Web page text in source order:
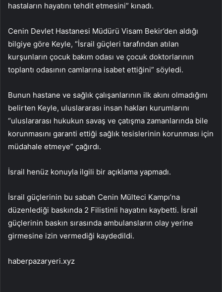
hastaların hayatını tehdit etmesini” kınadı.
Cenin Devlet Hastanesi Müdürü Visam Bekir’den aldığı
bilgiye göre Keyle, “İsrail güçleri tarafından atılan
kurşunların çocuk bakım odası ve çocuk doktorlarının
toplantı odasının camlarına isabet ettiğini” söyledi.
Bunun hastane ve sağlık çalışanlarının ilk akını olmadığını
belirten Keyle, uluslararası insan hakları kurumlarını
“uluslararası hukukun savaş ve çatışma zamanlarında bile
korunmasını garanti ettiği sağlık tesislerinin korunması için
müdahale etmeye” çağırdı.
İsrail henüz konuyla ilgili bir açıklama yapmadı.
İsrail güçlerinin bu sabah Cenin Mülteci Kampı’na
düzenlediği baskında 2 Filistinli hayatını kaybetti. İsrail
güçlerinin baskın sırasında ambulansların olay yerine
girmesine izin vermediği kaydedildi.
haberpazaryeri.xyz